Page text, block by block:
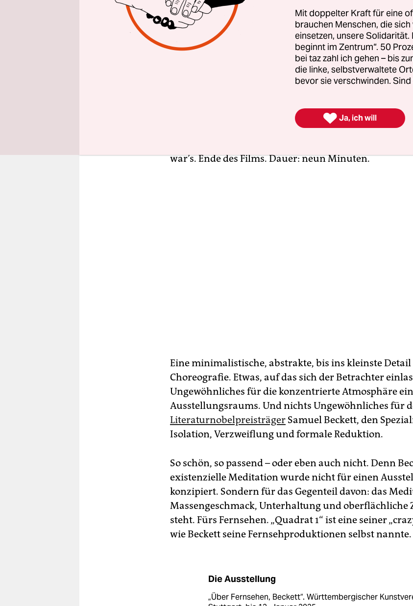
Isolierter könnten sie nicht sein, die vier in
Kapuzen­umhänge gehüllten Figuren. Zu sehen sind
„Quadrat 1“ des irischen Schriftstellers Samuel
Württembergischen Kunstverein gezeigt wird.
sie auf und laufen hektisch die Seiten eines beigen
des Quadrats zu. Kurz bevor sie sich treffen, machen
Bogen, dann setzen sie ihre hektische Tour fort.
war’s. Ende des Films. Dauer: neun Minuten.
Eine minimalistische, abstrakte, bis ins kleinste
Choreografie. Etwas, auf das sich der Betrachter
Ungewöhnliches für die konzentrierte Atmosphäre
Ausstellungsraums. Und nichts Ungewöhnliches für
Literaturnobelpreisträger Samuel Beckett, den
Isolation, Verzweiflung und formale Reduktion.
So schön, so passend – oder eben auch nicht. Denn
existenzielle Meditation wurde nicht für einen
konzipiert. Sondern für das Gegenteil davon: das
Massengeschmack, Unterhaltung und oberflächliche
steht. Fürs Fernsehen. „Quadrat 1“ ist eine seiner
wie Beckett seine Fernsehproduktionen selbst nannte.
Die Ausstellung
„Über Fernsehen, Beckett“. Württembergischer
Mit doppelter Kraft für eine
brauchen Menschen, die
einsetzen, unsere
beginnt im Zentrum“. 50
bei taz zahl ich gehen – bis
die linke, selbstverwaltete
bevor sie verschwinden.
 Ja, ich will